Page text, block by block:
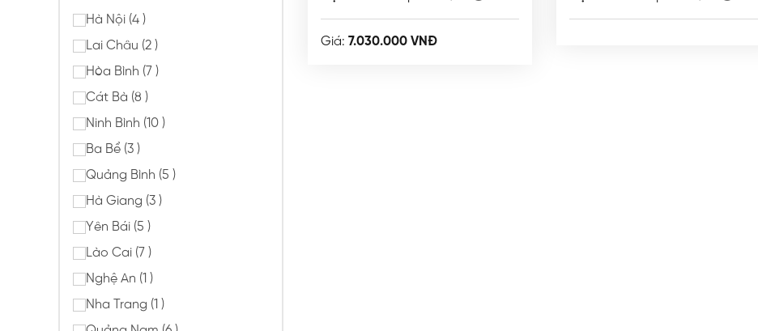
Hà Nội (4 )
Lai Châu (2 )
Hòa Bình (7 )
Cát Bà (8 )
Ninh Bình (10 )
Ba Bể (3 )
Quảng Bình (5 )
Hà Giang (3 )
Yên Bái (5 )
Lào Cai (7 )
Nghệ An (1 )
Nha Trang (1 )
Giá: 7.030.000 VNĐ